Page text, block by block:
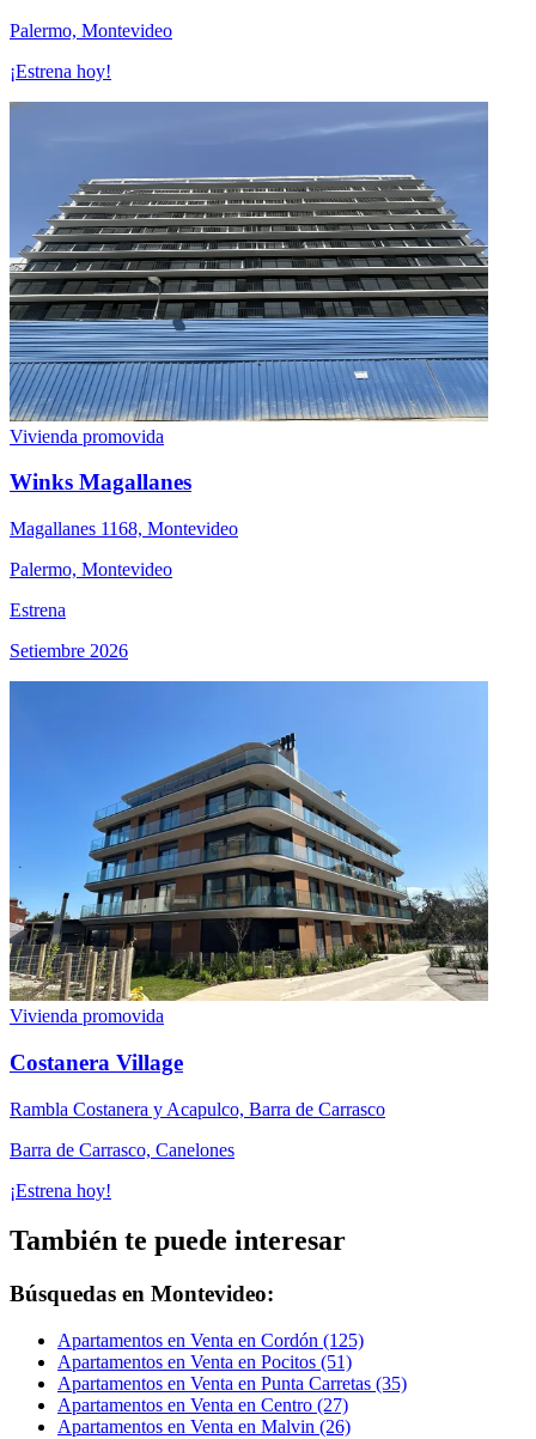
Palermo, Montevideo
¡Estrena hoy!
Vivienda promovida
Winks Magallanes
Magallanes 1168, Montevideo
Palermo, Montevideo
Estrena
Setiembre 2026
Vivienda promovida
Costanera Village
Rambla Costanera y Acapulco, Barra de Carrasco
Barra de Carrasco, Canelones
¡Estrena hoy!
También te puede interesar
Búsquedas en Montevideo:
Apartamentos en Venta en Cordón (125)
Apartamentos en Venta en Pocitos (51)
Apartamentos en Venta en Punta Carretas (35)
Apartamentos en Venta en Centro (27)
Apartamentos en Venta en Malvin (26)